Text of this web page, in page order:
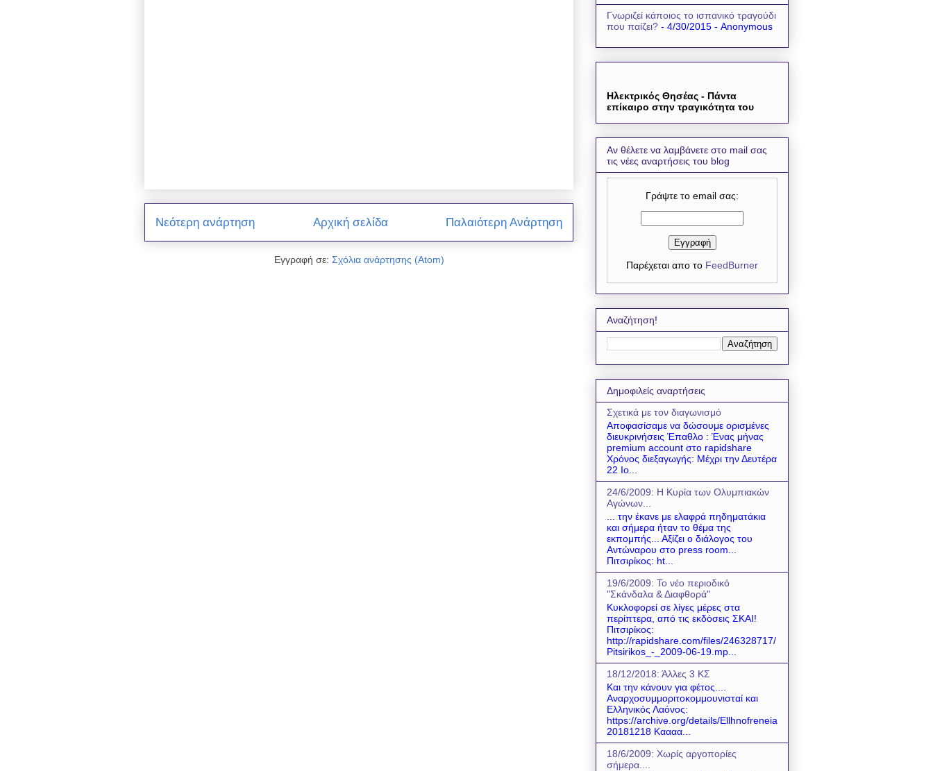
Νεότερη ανάρτηση Παλαιότερη Ανάρτηση
Αρχική σελίδα
Εγγραφή σε: Σχόλια ανάρτησης (Atom)
Γνωριζεί κάποιος το ισπανικό τραγούδι
που παίζει? - 4/30/2015 - Anonymous
Ηλεκτρικός Θησέας - Πάντα
επίκαιρο στην τραγικότητα του
Αν θέλετε να λαμβάνετε στο mail σας
τις νέες αναρτήσεις του blog
Γράψτε το email σας:
Παρέχεται απο το FeedBurner
Αναζήτηση!
Δημοφιλείς αναρτήσεις
Σχετικά με τον διαγωνισμό
Αποφασίσαμε να δώσουμε ορισμένες
διευκρινήσεις Έπαθλο : Ένας μήνας
premium account στο rapidshare
Χρόνος διεξαγωγής: Μέχρι την Δευτέρα
22 Ιο...
24/6/2009: Η Κυρία των Ολυμπιακών
Αγώνων...
... την έκανε με ελαφρά πηδηματάκια
και σήμερα ήταν το θέμα της
εκπομπής... Αξίζει ο διάλογος του
Αντώναρου στο press room...
Πιτσιρίκος: ht...
19/6/2009: Το νέο περιοδικό
"Σκάνδαλα & Διαφθορά"
Κυκλοφορεί σε λίγες μέρες στα
περίπτερα, από τις εκδόσεις ΣΚΑΙ!
Πιτσιρίκος:
http://rapidshare.com/files/246328717/
Pitsirikos_-_2009-06-19.mp...
18/12/2018: Άλλες 3 ΚΣ
Και την κάνουν για φέτος....
Αναρχοσυμμοριτοκομμουνισταί και
Ελληνικός Λαόνος:
https://archive.org/details/Ellhnofreneia
20181218 Καααα...
18/6/2009: Χωρίς αργοπορίες
σήμερα....